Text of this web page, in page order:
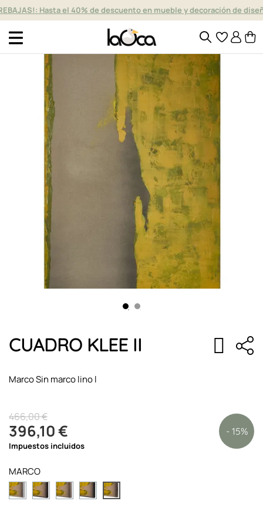
Hasta el 40% de descuento en mueble y decoración de
CUADRO KLEE II
Marco Sin marco lino l
466,00 €
396,10 € - 15%
Impuestos incluidos
MARCO